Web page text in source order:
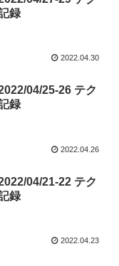
録
2022.04.30
04/25-26 テク
録
2022.04.26
04/21-22 テク
録
2022.04.23